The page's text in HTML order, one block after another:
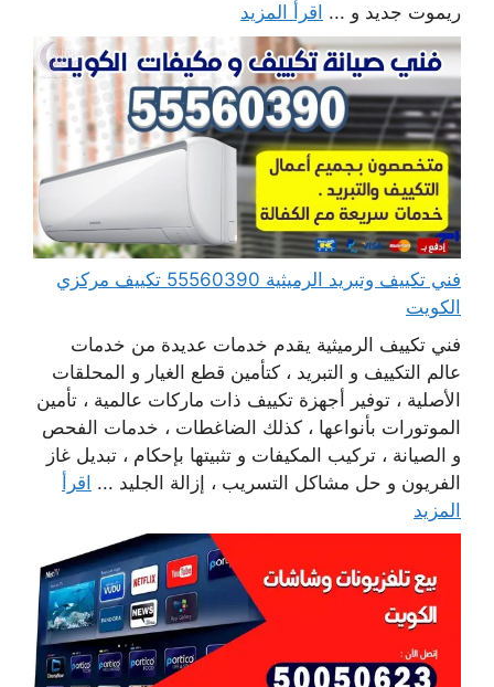
ريموت جديد و ... اقرأ المزيد
فني تكييف وتبريد الرميثية 55560390 تكييف مركزي
الكويت
فني تكييف الرميثية يقدم خدمات عديدة من خدمات
عالم التكييف و التبريد ، كتأمين قطع الغيار و المحلقات
الأصلية ، توفير أجهزة تكييف ذات ماركات عالمية ، تأمين
الموتورات بأنواعها ، كذلك الضاغطات ، خدمات الفحص
و الصيانة ، تركيب المكيفات و تثبيتها بإحكام ، تبديل غاز
الفريون و حل مشاكل التسريب ، إزالة الجليد ... اقرأ
المزيد